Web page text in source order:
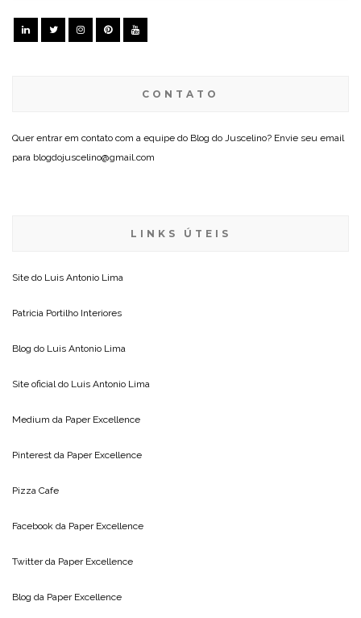
CONTATO
Quer entrar em contato com a equipe do Blog do Juscelino? Envie seu email
para blogdojuscelino@gmail.com
LINKS ÚTEIS
Site do Luis Antonio Lima
Patricia Portilho Interiores
Blog do Luis Antonio Lima
Site oficial do Luis Antonio Lima
Medium da Paper Excellence
Pinterest da Paper Excellence
Pizza Cafe
Facebook da Paper Excellence
Twitter da Paper Excellence
Blog da Paper Excellence